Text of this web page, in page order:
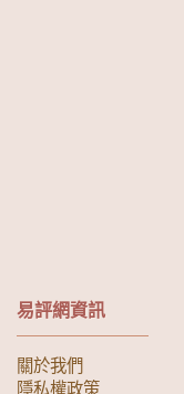
易評網資訊
關於我們
隱私權政策